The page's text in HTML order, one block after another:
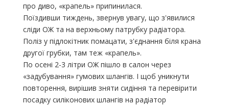
про диво, «крапель» припинилася.
Поїздивши тиждень, звернув увагу, що з'явилися
сліди ОЖ та на верхньому патрубку радіатора.
Поліз у підлокітник помацати, з'єднання біля крана
другої грубки, там теж «крапель».
По осені 2-3 літри ОЖ пішло в салон через
«задубування» гумових шлангів. І щоб уникнути
повторення, вирішив зняти сидіння та перевірити
посадку силіконових шлангів на радіатор